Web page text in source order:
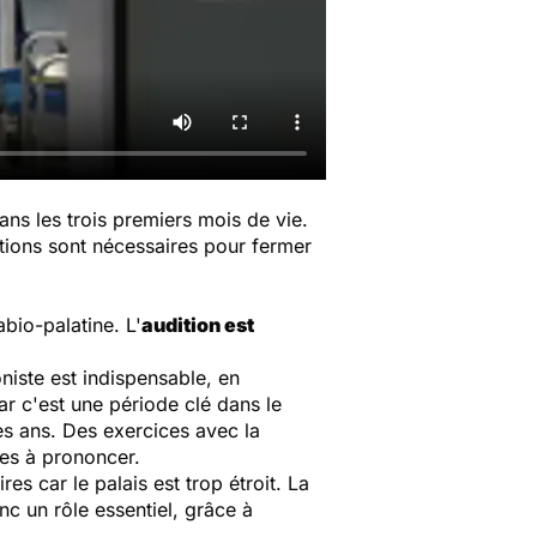
les trois premiers mois de vie.
sont nécessaires pour fermer
palatine. L'audition est
est indispensable, en
c'est une période clé dans le
ans. Des exercices avec la
à prononcer.
car le palais est trop étroit. La
un rôle essentiel, grâce à